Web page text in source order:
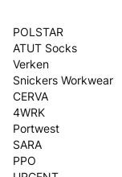
POLSTAR
ATUT Socks
Verken
Snickers Workwear
CERVA
4WRK
Portwest
SARA
PPO